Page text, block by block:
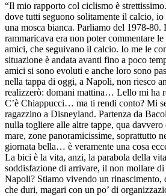
“Il mio rapporto col ciclismo è
dove tutti seguono solitamente il calcio,
una mosca bianca. Parliamo del 1978-80.
rammaricava era non poter commentare
amici, che seguivano il calcio. Io me le
situazione è andata avanti fino a poco
amici si sono evoluti e anche loro sono
nella tappa di oggi, a Napoli, non riesco
realizzerò: domani mattina… Lello mi ha
C’è Chiappucci… ma ti rendi conto? Mi
ragazzino a Disneyland. Partenza da
nulla togliere alle altre tappe, qua davvero
mare, zone panoramicissime, soprattutto
giornata bella… è veramente una cosa
La bici è la vita, anzi, la parabola della
soddisfazione di arrivare, il non mollare
Napoli? Stiamo vivendo un rinascimento,
che duri, magari con un po’ di